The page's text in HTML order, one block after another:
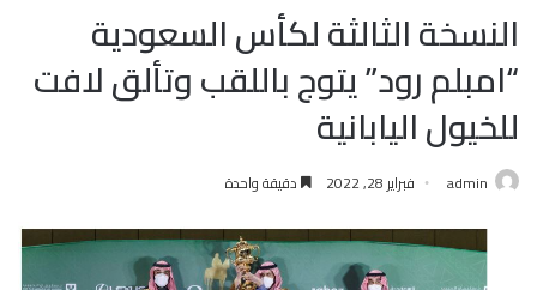
النسخة الثالثة لكأس السعودية
“امبلم رود” يتوج باللقب وتألق لافت
للخيول اليابانية
admin فبراير 28, 2022 دقيقة واحدة